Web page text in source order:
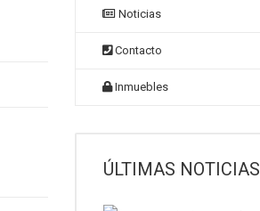
Noticias
Contacto
Inmuebles
ÚLTIMAS NOTICIAS